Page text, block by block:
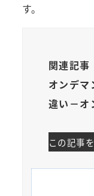
す。
関連記事
オンデマ
違い－オ
この記事